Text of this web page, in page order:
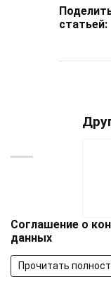
статьей:
Соглашение о
данных
Прочитать